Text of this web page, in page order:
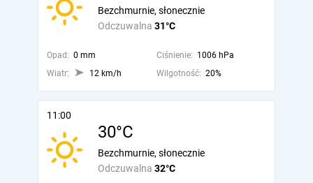
Odczuwalna 31°C
Bezchmurnie, słonecznie
Opad: 0 mm Ciśnienie: 1006 hPa
Wiatr:
12 km/h Wilgotność: 20%
11:00
30°C
Odczuwalna 32°C
Bezchmurnie, słonecznie